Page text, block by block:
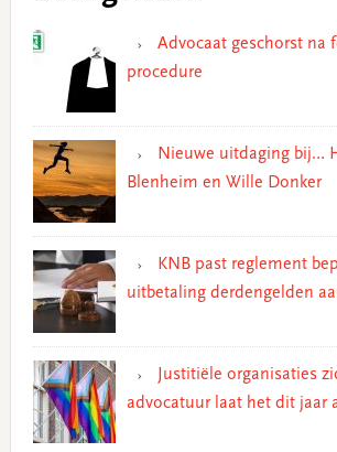
Advocaat geschorst na
procedure
Nieuwe uitdaging bij…
Blenheim en Wille Donker
KNB past reglement
uitbetaling derdengelden
Justitiële organisaties
advocatuur laat het dit jaar